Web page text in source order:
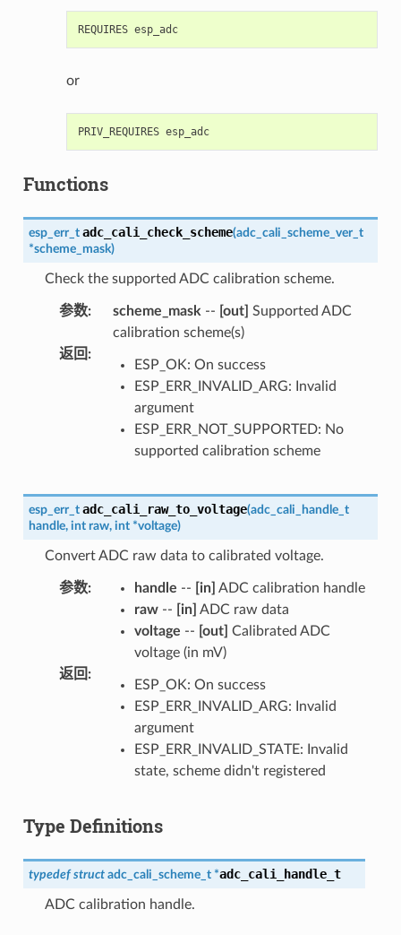
REQUIRES esp_adc
or
PRIV_REQUIRES esp_adc
Functions
esp_err_t adc_cali_check_scheme(adc_cali_scheme_ver_t
*scheme_mask)
Check the supported ADC calibration scheme.
参数: scheme_mask -- [out] Supported ADC
calibration scheme(s)
返回 :
ESP_OK: On success
ESP_ERR_INVALID_ARG: Invalid
argument
ESP_ERR_NOT_SUPPORTED: No
supported calibration scheme
esp_err_t adc_cali_raw_to_voltage(adc_cali_handle_t
handle, int raw, int *voltage)
Convert ADC raw data to calibrated voltage.
参数: handle -- [in] ADC calibration handle
raw-- [in] ADC raw data
voltage -- [out] Calibrated ADC
voltage (in mV)
返回 :
ESP_OK: On success
ESP_ERR_INVALID_ARG: Invalid
argument
ESP_ERR_INVALID_STATE: Invalid
state, scheme didn't registered
Type Definitions
typedef struct adc_cali_scheme_t *adc_cali_handle_t
ADC calibration handle.